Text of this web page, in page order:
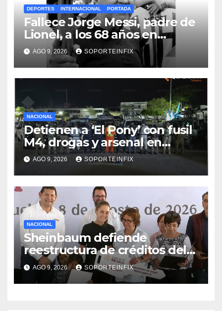
DEPORTES INTERNACIONAL PORTADA
Fallece Jorge Messi, padre de
Lionel, a los 68 años en
Rosario
AGO 9, 2026 SOPORTEINFIX
NACIONAL
Detienen a ‘El Pony’ con fusil
M4, drogas y arsenal en
carretera de Tabasco
AGO 9, 2026 SOPORTEINFIX
NACIONAL
Sheinbaum defiende
reestructura de créditos del
Infonavit y niega riesgo
financiero
AGO 9, 2026 SOPORTEINFIX